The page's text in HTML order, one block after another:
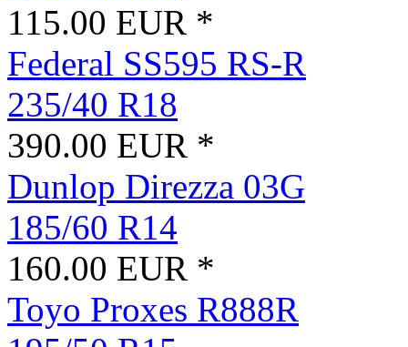
115.00 EUR *
Federal SS595 RS-R
235/40 R18
390.00 EUR *
Dunlop Direzza 03G
185/60 R14
160.00 EUR *
Toyo Proxes R888R